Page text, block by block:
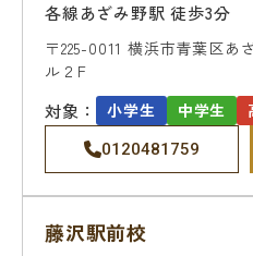
会社概要プライバシーポリ
カスタマーハラスメント
リソー教育グループについて
名門会
各線あざみ野駅 徒歩3分
〒225-0011 横浜市青葉区あ
ル２F
対象： 小学生 中学生
0120481759
藤沢駅前校